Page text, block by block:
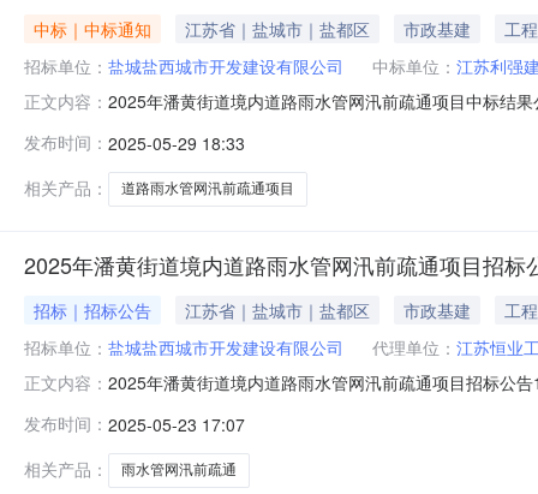
中标｜中标通知 江苏省｜盐城市｜盐都区 市政基建
工程
招标单位： 盐城盐西城市开发建设有限公司 中标单位： 江苏利强
正文内容： 2025年潘黄街道境内道路雨水管网汛前疏通项目中标结
称投标报价（元）承诺工期（日历天）质量目标项目经
标？？？？？？
发布时间： 2025-05-29 18:33
相关产品：
道路雨水管网汛前疏通项目
2025年潘黄街道境内道路雨水管网汛前疏通项目招标
招标｜招标公告 江苏省｜盐城市｜盐都区 市政基建
工程
招标单位： 盐城盐西城市开发建设有限公司 代理单位： 江苏恒业
正文内容： 2025年潘黄街道境内道路雨水管网汛前疏通项目招标公
（5）投资额：约25.9万元（6）招标内容：2025年潘黄
6、投标申请人应当具备的主
发布时间： 2025-05-23 17:07
相关产品：
雨水管网汛前疏通